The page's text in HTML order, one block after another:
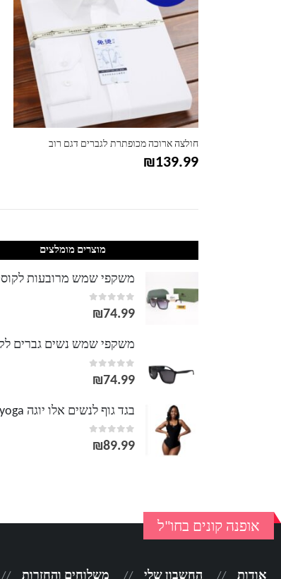
חולצה ארוכה מכופתרת לגברים דגם רוב
₪139.99
מוצרים מומלצים
0
out of 5
₪74.99
0
out of 5
₪74.99
בגד גוף לנשים אלו יוגה alo yoga
0
out of 5
₪89.99
אופנה קונים בחו"ל
אודות החשבון שלי משלוחים והחזרות